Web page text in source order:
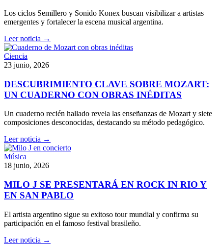
Los ciclos Semillero y Sonido Konex buscan visibilizar a artistas
emergentes y fortalecer la escena musical argentina.
Leer noticia →
Ciencia
23 junio, 2026
DESCUBRIMIENTO CLAVE SOBRE MOZART:
UN CUADERNO CON OBRAS INÉDITAS
Un cuaderno recién hallado revela las enseñanzas de Mozart y siete
composiciones desconocidas, destacando su método pedagógico.
Leer noticia →
Música
18 junio, 2026
MILO J SE PRESENTARÁ EN ROCK IN RIO Y
EN SAN PABLO
El artista argentino sigue su exitoso tour mundial y confirma su
participación en el famoso festival brasileño.
Leer noticia →